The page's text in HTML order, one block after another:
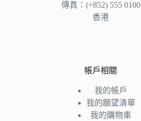
傳真：(+852) 555 0100
香港
帳戶相關
我的帳戶
我的願望清單
我的購物車